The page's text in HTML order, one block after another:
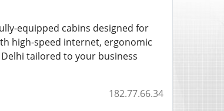
equipped cabins designed for
high-speed internet, ergonomic
tailored to your business
182.77.66.34